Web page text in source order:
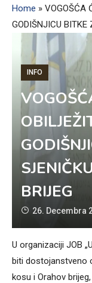
Home » VOGOŠĆA
GODIŠNJICU BITKE
INFO
BRIJEG
26. Decembra
U organizaciji JOB
biti dostojanstveno
kosu i Orahov